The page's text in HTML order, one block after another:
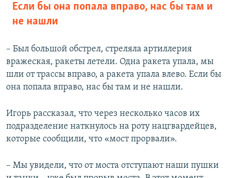
Если бы она попала вправо, нас бы там и
не нашли
– Был большой обстрел, стреляла артиллерия
вражеская, ракеты летели. Одна ракета упала, мы
шли от трассы вправо, а ракета упала влево. Если бы
она попала вправо, нас бы там и не нашли.
Игорь рассказал, что через несколько часов их
подразделение наткнулось на роту нацгвардейцев,
которые сообщили, что «мост прорвали».
– Мы увидели, что от моста отступают наши пушки